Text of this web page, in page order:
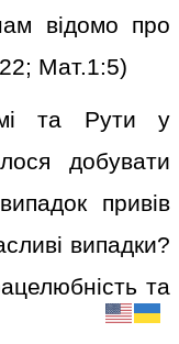
відомо про
22; Мат.1:5)
та Рути у
добувати
привів
випадки?
та